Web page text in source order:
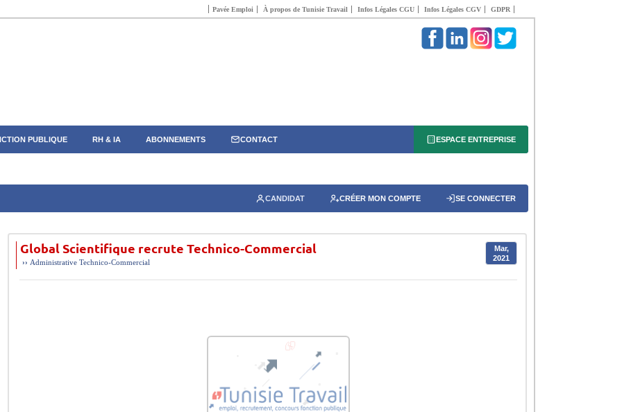
Pavée Emploi À propos de Tunisie Travail Infos Légales CGU Infos Légales CGV GDPR
PUBLIQUE RH & IA ABONNEMENTS CONTACT ESPACE ENTREPRISE
CANDIDAT CRÉER MON COMPTE SE CONNECTER
Global Scientifique recrute Technico-Commercial
Mar,
2021
›› Administrative Technico-Commercial